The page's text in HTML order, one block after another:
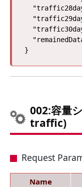
002:容量
traffic)
Request
Name